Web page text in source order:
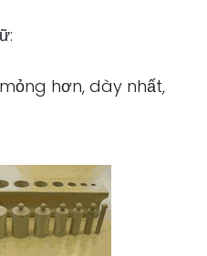
hơn, dày nhất,